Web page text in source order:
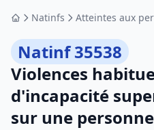
AccueilNatinfs Atteintes aux
Natinf 35538
Violences
d'incapacité
sur une